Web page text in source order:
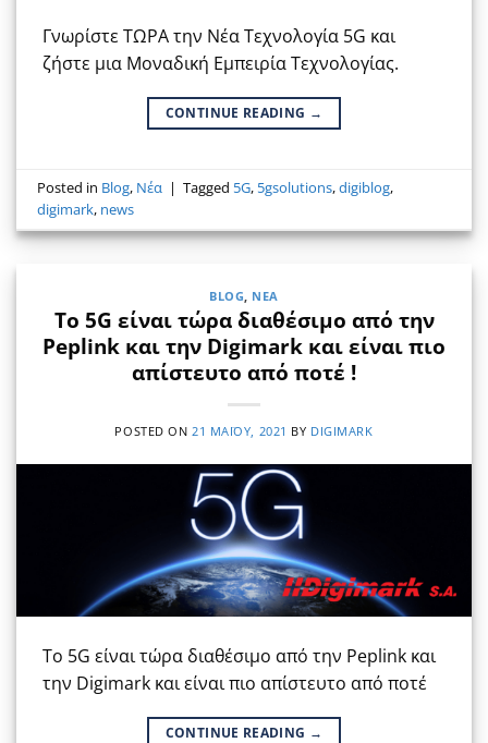
Γνωρίστε ΤΩΡΑ την Νέα Τεχνολογία 5G και
ζήστε μια Μοναδική Εμπειρία Τεχνολογίας.
CONTINUE READING →
Posted in Blog, Νέα | Tagged 5G, 5gsolutions,digiblog,
digimark, news
BLOG ΝΈΑ
Tο 5G είναι τώρα διαθέσιμο από την
Peplink και την Digimark και είναι πιο
απίστευτο από ποτέ !
POSTED ON21 ΜΑΪ́ΟΥ, 2021 BY DIGIMARK
Tο 5G είναι τώρα διαθέσιμο από την Peplink και
την Digimark και είναι πιο απίστευτο από ποτέ
CONTINUE READING →